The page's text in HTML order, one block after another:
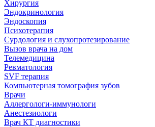
Хирургия
Эндокринология
Эндоскопия
Психотерапия
Сурдология и слухопротезирование
Вызов врача на дом
Телемедицина
Ревматология
SVF терапия
Компьютерная томография зубов
Врачи
Аллергологи-иммунологи
Анестезиологи
Врач КТ диагностики